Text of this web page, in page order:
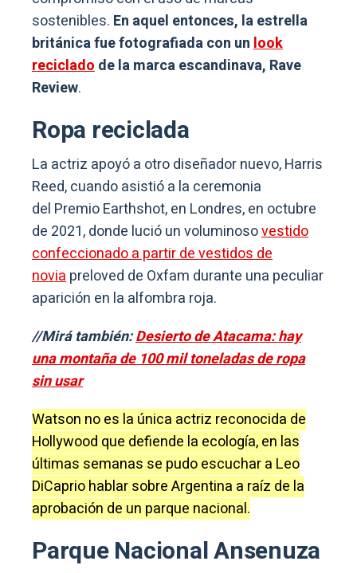
sostenibles. En aquel entonces, la estrella
británica fue fotografiada con unlook
recicladode la marca escandinava, Rave
Review.
Ropa reciclada
La actriz apoyó a otro diseñador nuevo, Harris
Reed, cuando asistió a la ceremonia
del Premio Earthshot, en Londres, en octubre
de 2021, donde lució un voluminosovestido
confeccionado a partir de vestidos de
noviapreloved de Oxfam durante una peculiar
aparición en la alfombra roja.
//Mirá también:Desierto de Atacama: hay
una montaña de 100 mil toneladas de ropa
sin usar
Watson no es la única actriz reconocida de
Hollywood que defiende la ecología, en las
últimas semanas se pudo escuchar a Leo
DiCaprio hablar sobre Argentina a raíz de la
aprobación de un parque nacional.
Parque Nacional Ansenuza